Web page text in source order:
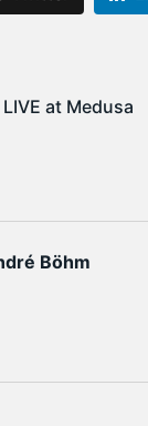
at Medusa
Böhm